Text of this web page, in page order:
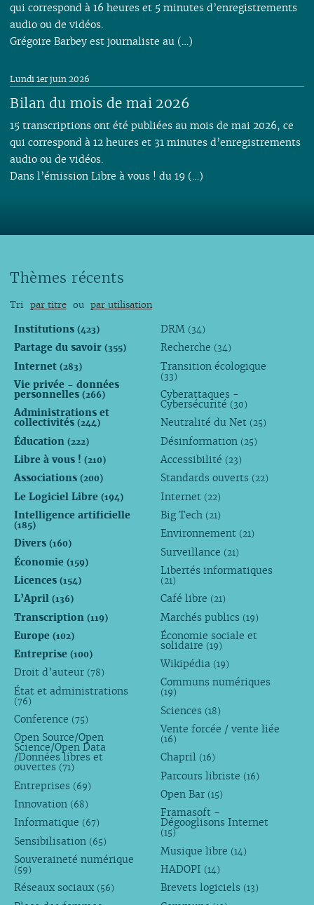
qui correspond à 16 heures et 5 minutes d’enregistrements
audio ou de vidéos.
Grégoire Barbey est journaliste au (…)
Bilan du mois de mai 2026
Lundi 1er juin 2026
15 transcriptions ont été publiées au mois de mai 2026, ce
qui correspond à 12 heures et 31 minutes d’enregistrements
audio ou de vidéos.
Dans l’émission Libre à vous ! du 19 (…)
Thèmes récents
Tri par titre ou par utilisation
Institutions (423)
Partage du savoir (355)
Internet (283)
Vie privée - données
personnelles (266)
Administrations et
collectivités (244)
Éducation (222)
Libre à vous ! (210)
Associations (200)
Le Logiciel Libre (194)
Intelligence artificielle
(185)
Divers (160)
Économie (159)
Licences (154)
L’April (136)
Transcription (119)
Europe (102)
Entreprise (100)
Droit d’auteur (78)
État et administrations
(76)
Conference (75)
Open Source/Open
Science/Open Data
/Données libres et
ouvertes (71)
Entreprises (69)
Innovation (68)
Informatique (67)
Sensibilisation (65)
Souveraineté numérique
(59)
Réseaux sociaux (56)
DRM (34)
Recherche (34)
Transition écologique
(33)
Cyberattaques -
Cybersécurité (30)
Neutralité du Net (25)
Désinformation (25)
Accessibilité (23)
Standards ouverts (22)
Internet (22)
Big Tech (21)
Environnement (21)
Surveillance (21)
Libertés informatiques
(21)
Café libre (21)
Marchés publics (19)
Économie sociale et
solidaire (19)
Wikipédia (19)
Communs numériques
(19)
Sciences (18)
Vente forcée / vente liée
(16)
Chapril (16)
Parcours libriste (16)
Open Bar (15)
Framasoft -
Dégooglisons Internet
(15)
Musique libre (14)
HADOPI (14)
Brevets logiciels (13)